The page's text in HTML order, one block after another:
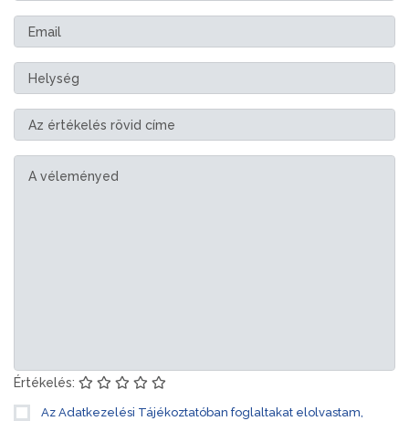
Értékelés:
Az Adatkezelési Tájékoztatóban foglaltakat elolvastam,